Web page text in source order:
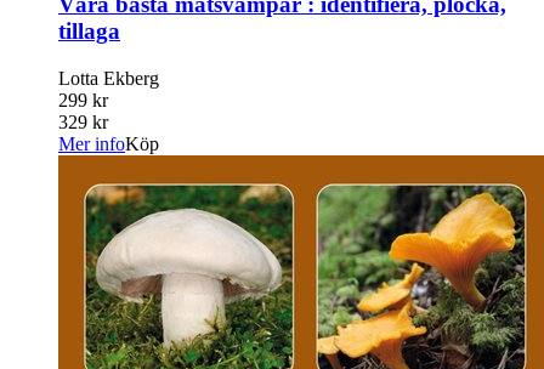
tillaga
Lotta Ekberg
299 kr
329 kr
Mer infoKöp